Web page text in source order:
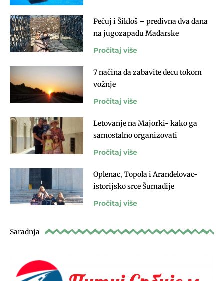
Pečuj i Šikloš – predivna dva dana
na jugozapadu Mađarske
Pročitaj više
7 načina da zabavite decu tokom
vožnje
Pročitaj više
Letovanje na Majorki- kako ga
samostalno organizovati
Pročitaj više
Oplenac, Topola i Aranđelovac-
istorijsko srce Šumadije
Pročitaj više
Saradnja